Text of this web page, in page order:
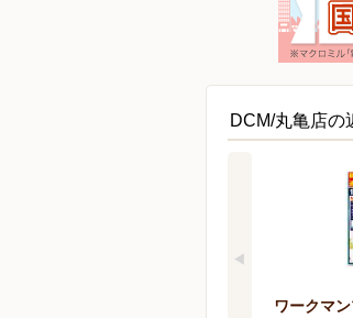
DCM/丸亀店の
ワークマ